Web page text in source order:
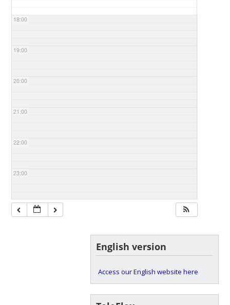
18:00
19:00
20:00
21:00
22:00
23:00
English version
Access our English website here